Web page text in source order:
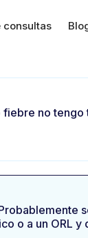
consultas
no tengo
o a un ORL